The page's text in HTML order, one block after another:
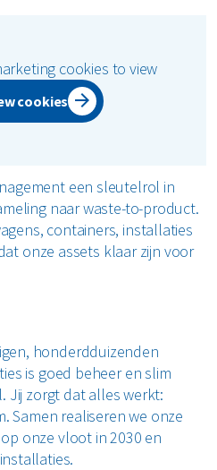
cookies to view
cookies
een sleutelrol in
naar waste-to-product.
containers, installaties
onze assets klaar zijn voor
honderdduizenden
is goed beheer en slim
Jij zorgt dat alles werkt:
Samen realiseren we onze
onze vloot in 2030 en